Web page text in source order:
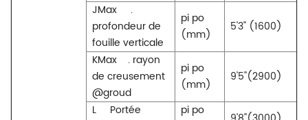
JMax
.
profondeur de
fouille verticale
pi po
(mm)
5'3'' (1600)
KMax
. rayon
de creusement
@groud
pi po
(mm)
9'5''(2900)
L
Portée
pi po